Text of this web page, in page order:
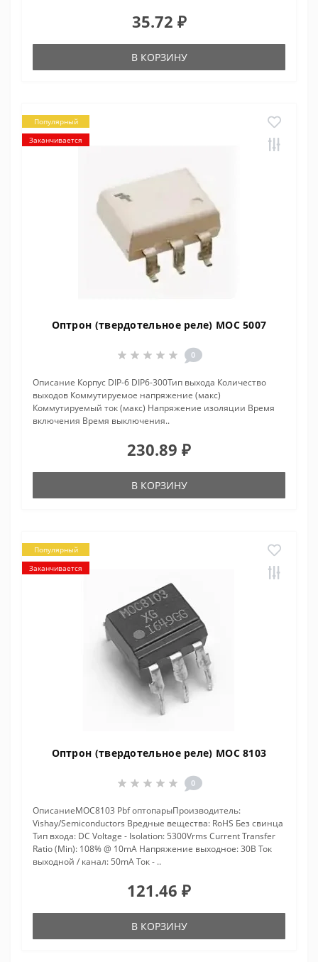
35.72 ₽
В КОРЗИНУ
Популярный
Заканчивается
Оптрон (твердотельное реле) MOC 5007
0
Описание Корпус DIP-6 DIP6-300Тип выхода Количество
выходов Коммутируемое напряжение (макс)
Коммутируемый ток (макс) Напряжение изоляции Время
включения Время выключения..
230.89 ₽
В КОРЗИНУ
Популярный
Заканчивается
Оптрон (твердотельное реле) MOC 8103
0
ОписаниеMOC8103 Pbf оптопарыПроизводитель:
Vishay/Semiconductors Вредные вещества: RoHS Без свинца
Тип входа: DC Voltage - Isolation: 5300Vrms Current Transfer
Ratio (Min): 108% @ 10mA Напряжение выходное: 30В Ток
выходной / канал: 50mA Ток - ..
121.46 ₽
В КОРЗИНУ